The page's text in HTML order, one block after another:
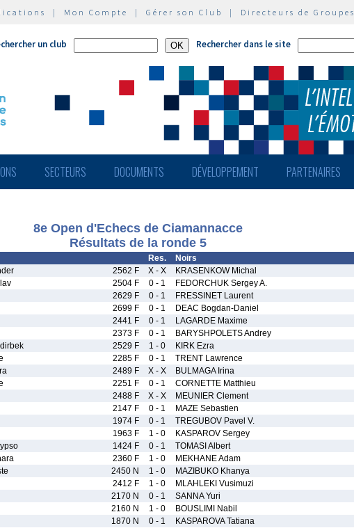
| Mon Compte | Gérer son Club | Directeurs de Groupes
un club Rechercher dans le site
SECTEURS DOCUMENTS DÉVELOPPEMENT PARTENAIRES
8e Open d'Echecs de Ciamannacce
Résultats de la ronde 5
Res. Noirs
2562 F X - X KRASENKOW Michal
2504 F 0 - 1 FEDORCHUK Sergey A.
2629 F 0 - 1 FRESSINET Laurent
2699 F 0 - 1 DEAC Bogdan-Daniel
2441 F 0 - 1 LAGARDE Maxime
2373 F 0 - 1 BARYSHPOLETS Andrey
2529 F 1 - 0 KIRK Ezra
2285 F 0 - 1 TRENT Lawrence
2489 F X - X BULMAGA Irina
2251 F 0 - 1 CORNETTE Matthieu
2488 F X - X MEUNIER Clement
2147 F 0 - 1 MAZE Sebastien
1974 F 0 - 1 TREGUBOV Pavel V.
1963 F 1 - 0 KASPAROV Sergey
1424 F 0 - 1 TOMASI Albert
2360 F 1 - 0 MEKHANE Adam
2450 N 1 - 0 MAZIBUKO Khanya
2412 F 1 - 0 MLAHLEKI Vusimuzi
2170 N 0 - 1 SANNA Yuri
2160 N 1 - 0 BOUSLIMI Nabil
1870 N 0 - 1 KASPAROVA Tatiana